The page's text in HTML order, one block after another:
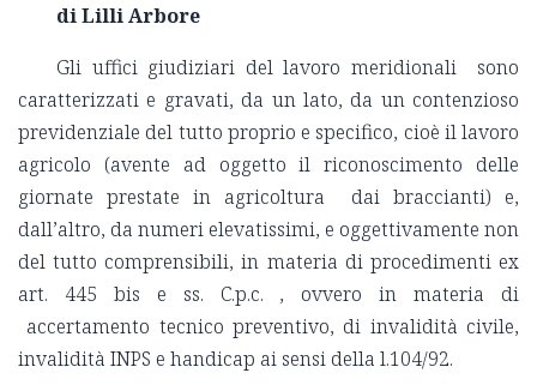
di Lilli Arbore
Gli uffici giudiziari del lavoro meridionali sono
caratterizzati e gravati, da un lato, da un contenzioso
previdenziale del tutto proprio e specifico, cioè il lavoro
agricolo (avente ad oggetto il riconoscimento delle
giornate prestate in agricoltura dai braccianti) e,
dall’altro, da numeri elevatissimi, e oggettivamente non
del tutto comprensibili, in materia di procedimenti ex
art. 445 bis e ss. C.p.c. , ovvero in materia di
accertamento tecnico preventivo, di invalidità civile,
invalidità INPS e handicap ai sensi della l.104/92.